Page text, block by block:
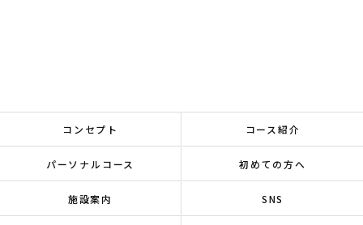
コンセプト コース紹介
パーソナルコース 初めての方へ
施設案内 SNS